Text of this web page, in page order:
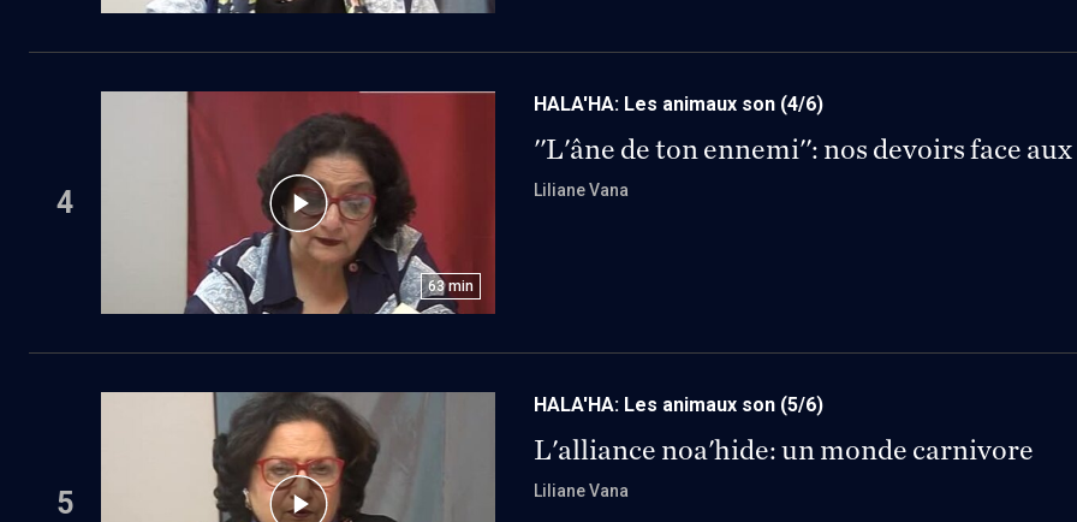
4
63 min
HALA'HA: Les animaux son (4/6)
''L'âne de ton ennemi'': nos devoirs face
Liliane Vana
5
HALA'HA: Les animaux son (5/6)
L'alliance noa'hide: un monde carnivore
Liliane Vana